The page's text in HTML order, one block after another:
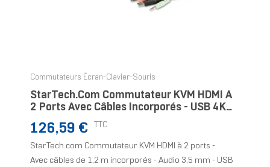
Commutateurs Écran-Clavier-Souris
StarTech.com Commutateur KVM HDMI À
2 Ports Avec Câbles Incorporés - USB 4K
Prix
126,59 € TTC
StarTech.com Commutateur KVM HDMI à 2 ports -
Avec câbles de 1,2 m incorporés - Audio 3,5 mm - USB